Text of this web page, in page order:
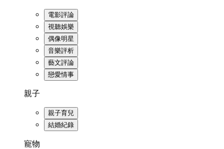
電影評論
視聽娛樂
偶像明星
音樂評析
藝文評論
戀愛情事
親子
親子育兒
結婚紀錄
寵物